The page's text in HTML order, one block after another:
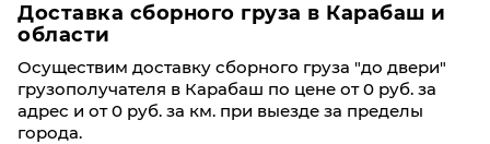
Доставка сборного груза в Карабаш и
области
Осуществим доставку сборного груза "до двери"
грузополучателя в Карабаш по цене от 0 руб. за
адрес и от 0 руб. за км. при выезде за пределы
города.